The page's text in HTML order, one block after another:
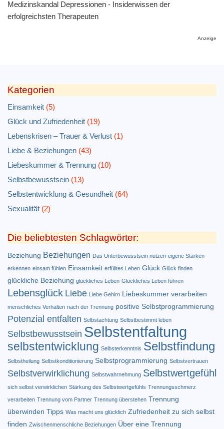
Medizinskandal Depressionen - Insiderwissen der
erfolgreichsten Therapeuten
Anzeige
Kategorien
Einsamkeit (5)
Glück und Zufriedenheit (19)
Lebenskrisen – Trauer & Verlust (1)
Liebe & Beziehungen (43)
Liebeskummer & Trennung (10)
Selbstbewusstsein (13)
Selbstentwicklung & Gesundheit (64)
Sexualität (2)
Die beliebtesten Schlagwörter:
Beziehung Beziehungen Das Unterbewusstsein nutzen eigene Stärken
erkennen einsam fühlen Einsamkeit erfülltes Leben Glück Glück finden
glückliche Beziehung glückliches Leben Glückliches Leben führen
Lebensglück Liebe Liebe Gehirn Liebeskummer verarbeiten
menschliches Verhalten nach der Trennung positive Selbstprogrammierung
Potenzial entfalten Selbstachtung Selbstbestimmt leben
Selbstbewusstsein Selbstentfaltung
selbstentwicklung Selbsterkenntnis Selbstfindung
Selbstheilung Selbstkonditionierung Selbstprogrammierung Selbstvertrauen
Selbstverwirklichung Selbstwahrnehmung Selbstwertgefühl
sich selbst verwirklichen Stärkung des Selbstwertgefühls Trennungsschmerz
verarbeiten Trennung vom Partner Trennung überstehen Trennung
überwinden Tipps Was macht uns glücklich Zufriedenheit zu sich selbst
finden Zwischenmenschliche Beziehungen Über eine Trennung